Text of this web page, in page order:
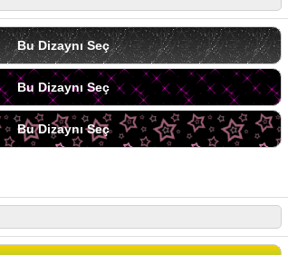
Bu Dizaynı Seç
Bu Dizaynı Seç
Bu Dizaynı Seç